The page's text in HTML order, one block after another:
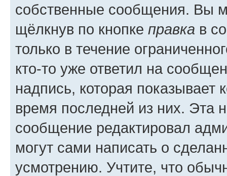
собственные сообщения. Вы
щёлкнув по кнопке правка в
только в течение
кто-то уже ответил на
надпись, которая показывает
время последней из них. Эта
сообщение редактировал
могут сами написать о
усмотрению. Учтите, что